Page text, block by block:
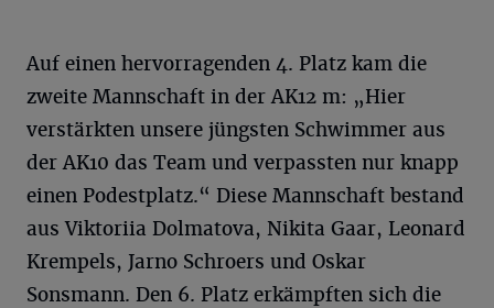
Auf einen hervorragenden 4. Platz kam die
zweite Mannschaft in der AK12 m: „Hier
verstärkten unsere jüngsten Schwimmer aus
der AK10 das Team und verpassten nur knapp
einen Podestplatz.“ Diese Mannschaft bestand
aus Viktoriia Dolmatova, Nikita Gaar, Leonard
Krempels, Jarno Schroers und Oskar
Sonsmann. Den 6. Platz erkämpften sich die